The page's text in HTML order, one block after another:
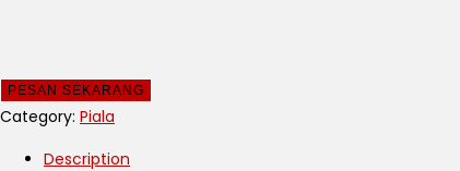
PESAN SEKARANG
Category: Piala
Description